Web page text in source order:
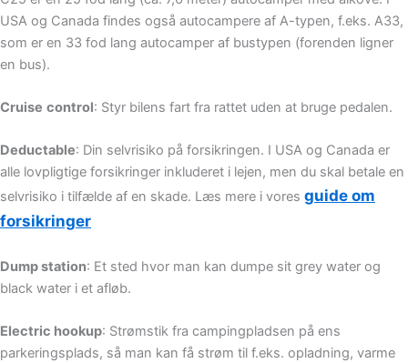
USA og Canada findes også autocampere af A-typen, f.eks. A33,
som er en 33 fod lang autocamper af bustypen (forenden ligner
en bus).
Cruise control: Styr bilens fart fra rattet uden at bruge pedalen.
Deductable: Din selvrisiko på forsikringen. I USA og Canada er
alle lovpligtige forsikringer inkluderet i lejen, men du skal betale en
selvrisiko i tilfælde af en skade. Læs mere i vores guide om
forsikringer
Dump station: Et sted hvor man kan dumpe sit grey water og
black water i et afløb.
Electric hookup: Strømstik fra campingpladsen på ens
parkeringsplads, så man kan få strøm til f.eks. opladning, varme